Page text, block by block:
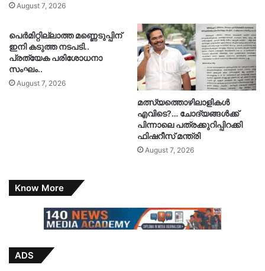
August 7, 2026
പെർമിറ്റില്ലാത്ത മണ്ണെടുപ്പിന്
ഇനി കടുത്ത നടപടി..
പ്രത്യേക പരിശോധനാ
സംഘം..
August 7, 2026
മത്സ്യത്തൊഴിലാളികൾ
എവിടെ?… ചോദ്യങ്ങൾക്ക്
പിന്നാലെ പത്രക്കുറിപ്പിറക്കി
ഫിഷറീസ് മന്ത്രി
August 7, 2026
Know More
ADS